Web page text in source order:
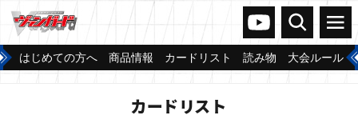
ヴァンガードch
検索 メニュー
はじめての方へ 商品情報 カードリスト 読み物 大会ルール
カードリスト